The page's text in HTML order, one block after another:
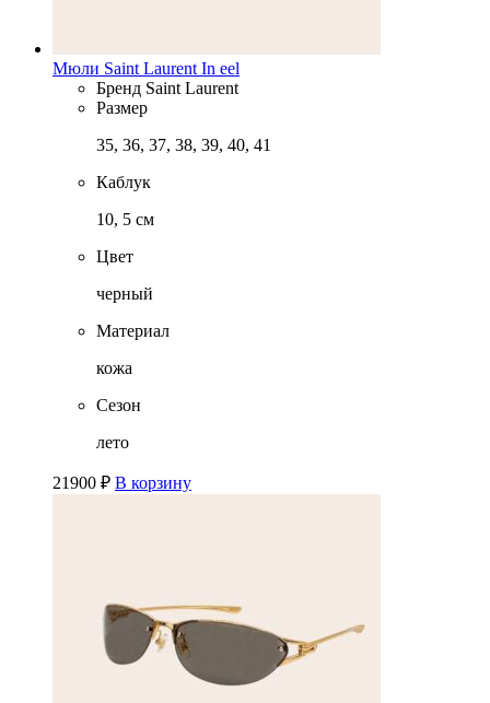
Мюли Saint Laurent In eel
Бренд Saint Laurent
Размер
35, 36, 37, 38, 39, 40, 41
Каблук
10, 5 см
Цвет
черный
Материал
кожа
Сезон
лето
21900 ₽ В корзину